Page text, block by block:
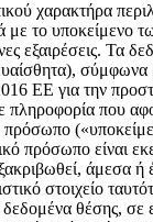
χαρακτήρα
με το υποκείμενο
εξαιρέσεις. Τα
ΕΕ για την
πληροφορία που
πρόσωπο
πρόσωπο είναι
άμεσα
στοιχείο
θέσης, σε